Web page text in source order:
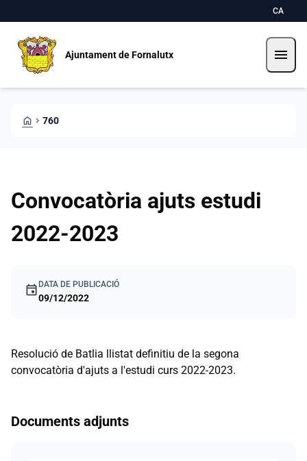
CA
Ajuntament de Fornalutx menu
HOME CHEVRON_RIGHT 760
Convocatòria ajuts estudi
2022-2023
event DATA DE PUBLICACIÓ
09/12/2022
Resolució de Batlia llistat definitiu de la segona
convocatòria d'ajuts a l'estudi curs 2022-2023.
Documents adjunts